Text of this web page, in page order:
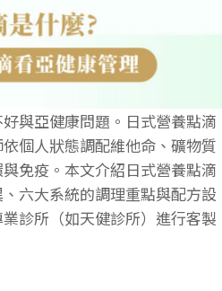
與亞健康問題。日式營養點滴
個人狀態調配維他命、礦物質
免疫。本文介紹日式營養點滴
六大系統的調理重點與配方設
診所（如天健診所）進行客製